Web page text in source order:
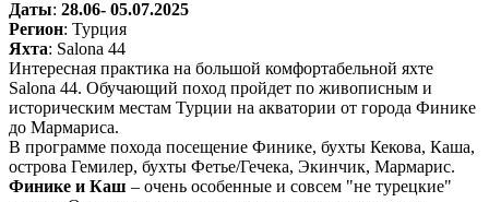
Даты: 28.06- 05.07.2025
Регион: Турция
Яхта: Salona 44
Интересная практика на большой комфортабельной яхте
Salona 44. Обучающий поход пройдет по живописным и
историческим местам Турции на акватории от города Финике
до Мармариса.
В программе похода посещение Финике, бухты Кекова, Каша,
острова Гемилер, бухты Фетье/Гечека, Экинчик, Мармарис.
Финике и Каш – очень особенные и совсем "не турецкие"